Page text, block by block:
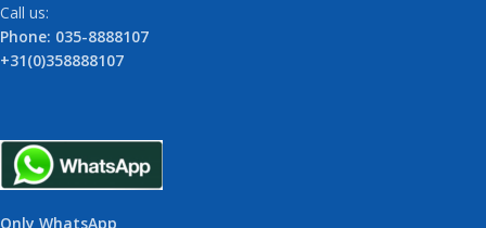
Call us:
Phone: 035-8888107
+31(0)358888107
Only WhatsApp